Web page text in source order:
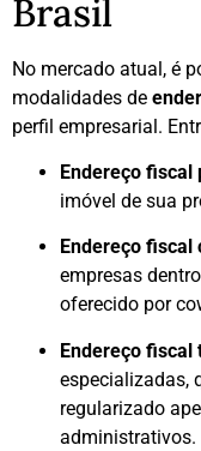
Brasil
No mercado atual, é
modalidades de
perfil empresarial.
Endereço fiscal
imóvel de sua
Endereço
empresas
oferecido por
Endereço fiscal
especializadas,
regularizado
administrativos.